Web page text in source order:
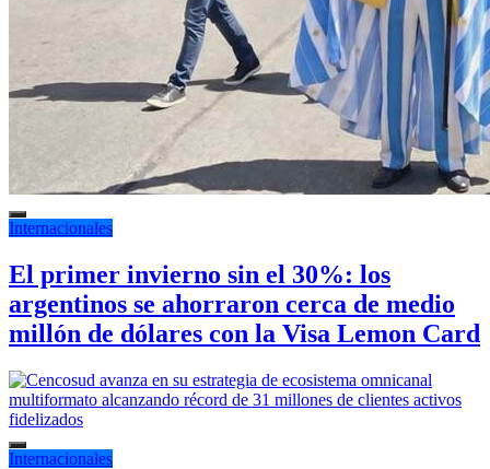
Internacionales
El primer invierno sin el 30%: los
argentinos se ahorraron cerca de medio
millón de dólares con la Visa Lemon Card
Internacionales